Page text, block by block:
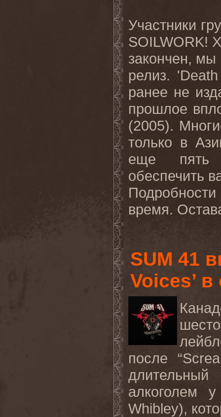
Участники
SOILWORK!
закончен, мы
релиз. 'Death
ранее не
прошлое
(2005).
только в
еще пять
обеспечить
время.
SUM 41
Voices’ в
после
алкоголем
Whibley),